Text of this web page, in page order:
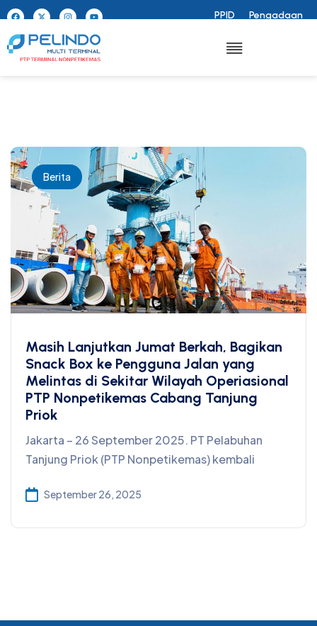
PPID Pengadaan
Berita
Masih Lanjutkan Jumat Berkah, Bagikan
Snack Box ke Pengguna Jalan yang
Melintas di Sekitar Wilayah Operiasional
PTP Nonpetikemas Cabang Tanjung
Priok
Jakarta – 26 September 2025. PT Pelabuhan
Tanjung Priok (PTP Nonpetikemas) kembali
September 26, 2025